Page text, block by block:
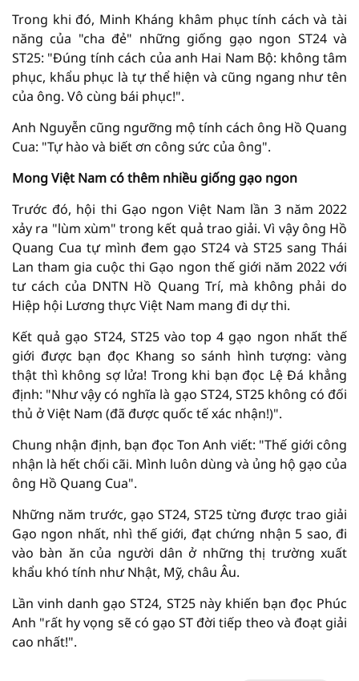
Trong khi đó, Minh Kháng khâm phục tính cách và tài
năng của "cha đẻ" những giống gạo ngon ST24 và
ST25: "Đúng tính cách của anh Hai Nam Bộ: không tâm
phục, khẩu phục là tự thể hiện và cũng ngang như tên
của ông. Vô cùng bái phục!".
Anh Nguyễn cũng ngưỡng mộ tính cách ông Hồ Quang
Cua: "Tự hào và biết ơn công sức của ông".
Mong Việt Nam có thêm nhiều giống gạo ngon
Trước đó, hội thi Gạo ngon Việt Nam lần 3 năm 2022
xảy ra "lùm xùm" trong kết quả trao giải. Vì vậy ông Hồ
Quang Cua tự mình đem gạo ST24 và ST25 sang Thái
Lan tham gia cuộc thi Gạo ngon thế giới năm 2022 với
tư cách của DNTN Hồ Quang Trí, mà không phải do
Hiệp hội Lương thực Việt Nam mang đi dự thi.
Kết quả gạo ST24, ST25 vào top 4 gạo ngon nhất thế
giới được bạn đọc Khang so sánh hình tượng: vàng
thật thì không sợ lửa! Trong khi bạn đọc Lệ Đá khẳng
định: "Như vậy có nghĩa là gạo ST24, ST25 không có đối
thủ ở Việt Nam (đã được quốc tế xác nhận!)".
Chung nhận định, bạn đọc Ton Anh viết: "Thế giới công
nhận là hết chối cãi. Mình luôn dùng và ủng hộ gạo của
ông Hồ Quang Cua".
Những năm trước, gạo ST24, ST25 từng được trao giải
Gạo ngon nhất, nhì thế giới, đạt chứng nhận 5 sao, đi
vào bàn ăn của người dân ở những thị trường xuất
khẩu khó tính như Nhật, Mỹ, châu Âu.
Lần vinh danh gạo ST24, ST25 này khiến bạn đọc Phúc
Anh "rất hy vọng sẽ có gạo ST đời tiếp theo và đoạt giải
cao nhất!".